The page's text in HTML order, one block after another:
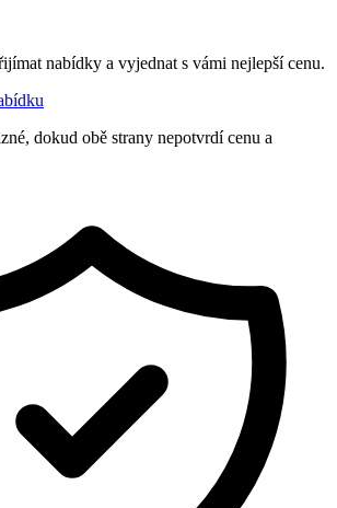
nabídky a vyjednat s vámi nejlepší cenu.
dokud obě strany nepotvrdí cenu a